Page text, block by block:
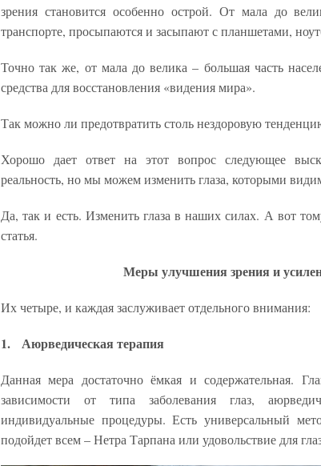
зрения становится особенно острой. От мала до
транспорте, просыпаются и засыпают с планшетами,
Точно так же, от мала до велика – большая часть
средства для восстановления «видения мира».
Так можно ли предотвратить столь нездоровую
Хорошо дает ответ на этот вопрос следующее
реальность, но мы можем изменить глаза, которыми
Да, так и есть. Изменить глаза в наших силах. А вот
статья.
Меры улучшения зрения и
Их четыре, и каждая заслуживает отдельного внимания:
1. Аюрведическая терапия
Данная мера достаточно ёмкая и содержательная.
зависимости от типа заболевания глаз,
индивидуальные процедуры. Есть универсальный
подойдет всем – Нетра Тарпана или удовольствие для